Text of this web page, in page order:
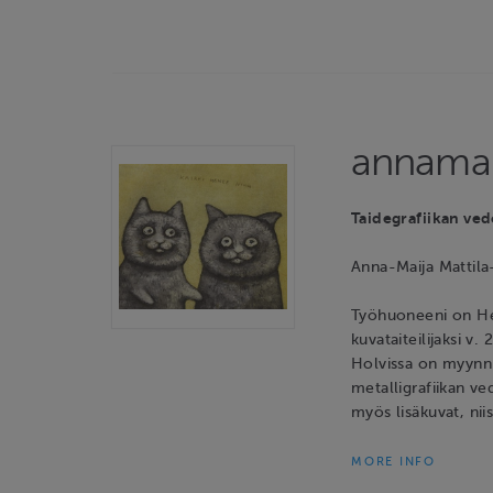
Taidegrafiikan
Anna-Maija
Työhuoneeni on
kuvataiteilijaksi v.
Holvissa on
metalligrafiikan
myös lisäkuvat,
MORE INFO